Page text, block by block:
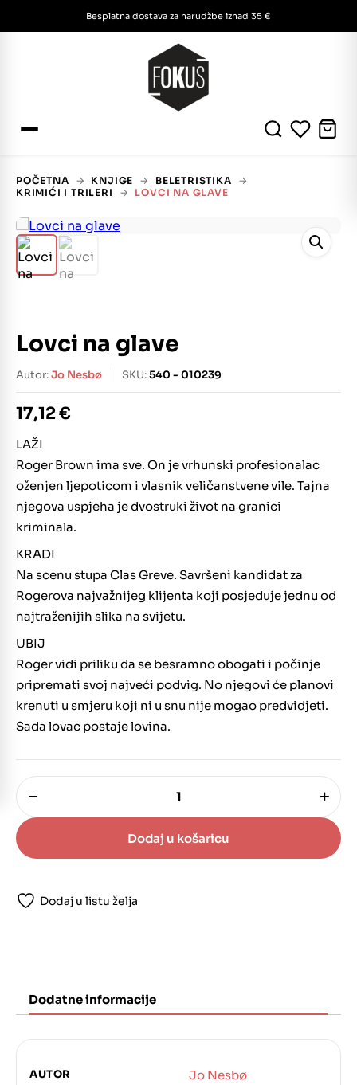
Besplatna dostava za narudžbe iznad 35 €
POČETNA → KNJIGE → BELETRISTIKA
→
KRIMIĆI I TRILERI
→ LOVCI NA GLAVE
Lovci na glave
Autor:Jo Nesbø SKU:540 - 010239
17,12€
LAŽI
Roger Brown ima sve. On je vrhunski profesionalac
oženjen ljepoticom i vlasnik veličanstvene vile. Tajna
njegova uspjeha je dvostruki život na granici
kriminala.
KRADI
Na scenu stupa Clas Greve. Savršeni kandidat za
Rogerova najvažnijeg klijenta koji posjeduje jednu od
najtraženijih slika na svijetu.
UBIJ
Roger vidi priliku da se besramno obogati i počinje
pripremati svoj najveći podvig. No njegovi će planovi
krenuti u smjeru koji ni u snu nije mogao predvidjeti.
Sada lovac postaje lovina.
Lovci
na
glave
količina
− +
Dodaj u košaricu
Dodaj u listu želja
Dodatne informacije
AUTOR Jo Nesbø